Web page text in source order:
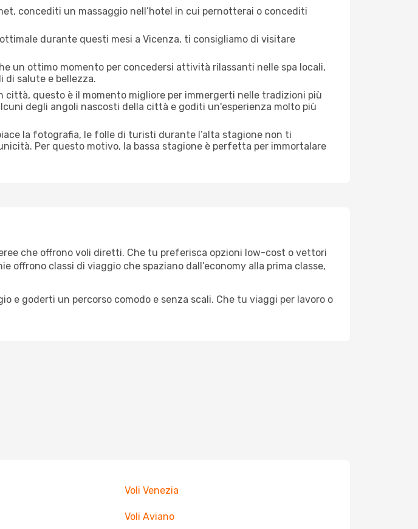
concediti un massaggio nell’hotel in cui pernotterai o concediti
durante questi mesi a Vicenza, ti consigliamo di visitare
un ottimo momento per concedersi attività rilassanti nelle spa locali,
salute e bellezza.
città, questo è il momento migliore per immergerti nelle tradizioni più
degli angoli nascosti della città e goditi un'esperienza molto più
la fotografia, le folle di turisti durante l’alta stagione non ti
Per questo motivo, la bassa stagione è perfetta per immortalare
che offrono voli diretti. Che tu preferisca opzioni low-cost o vettori
classi di viaggio che spaziano dall’economy alla prima classe,
e goderti un percorso comodo e senza scali. Che tu viaggi per lavoro o
Voli Venezia
Voli Aviano